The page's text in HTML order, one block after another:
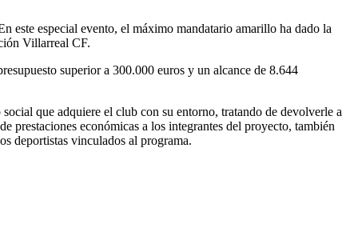
este especial evento, el máximo mandatario amarillo ha dado la
Villarreal CF.
superior a 300.000 euros y un alcance de 8.644
que adquiere el club con su entorno, tratando de devolverle a
prestaciones económicas a los integrantes del proyecto, también
deportistas vinculados al programa.